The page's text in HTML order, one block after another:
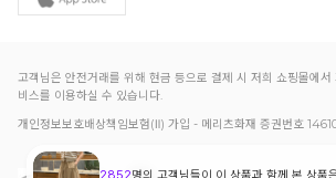
고객님은 안전거래를 위해 현금 등으로 결제 시 저희 쇼핑몰에
비스를 이용하실 수 있습니다.
개인정보보호배상책임보험(Ⅱ) 가입 - 메리츠화재 증권번호